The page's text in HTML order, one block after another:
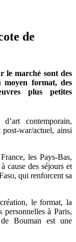
de
le marché sont des
moyen format, des
plus petites
contemporain,
war/actuel, ainsi
les Pays-Bas,
cause des séjours et
qui renforcent sa
le format, la
personnelles à Paris,
Bouman est une